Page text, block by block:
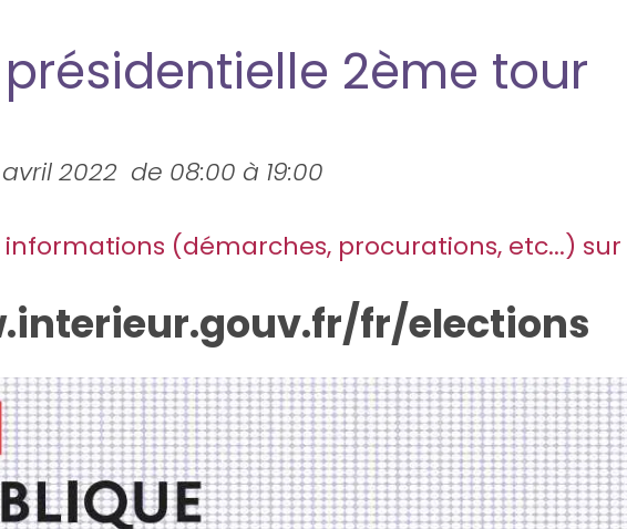
2ème tour
2022  de 08:00 à 19:00
informations (démarches, procurations, etc...) sur
fr/elections